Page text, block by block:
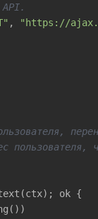
,
"https://
пользователя,
ok {